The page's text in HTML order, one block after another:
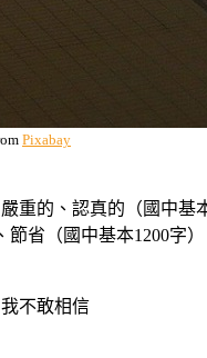
Pixabay
嚴重的、認真的（國中基
節省（國中基本1200字）
我不敢相信